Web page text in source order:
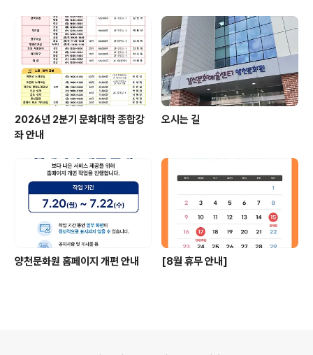
2026년 2분기 문화대학 종합강
좌 안내
오시는 길
양천문화원 홈페이지 개편 안내 [8월 휴무 안내]